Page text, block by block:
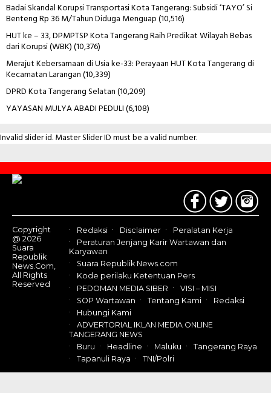
Badai Skandal Korupsi Transportasi Kota Tangerang: Subsidi ‘TAYO’ Si
Benteng Rp 36 M/Tahun Diduga Menguap(10,516)
HUT ke – 33, DPMPTSP Kota Tangerang Raih Predikat Wilayah Bebas
dari Korupsi (WBK)(10,376)
Merajut Kebersamaan di Usia ke-33: Perayaan HUT Kota Tangerang di
Kecamatan Larangan(10,339)
DPRD Kota Tangerang Selatan(10,209)
YAYASAN MULYA ABADI PEDULI(6,108)
Invalid slider id. Master Slider ID must be a valid number.
Contact
Us
Copyright
@ 2026
Suara
Republik
News.Com,
All Rights
Reserved
Redaksi Disclaimer
Peralatan Kerja
Peraturan Jenjang Karir Wartawan dan
Karyawan
Suara Republik News.com
Kode perilaku Ketentuan Pers
PEDOMAN MEDIA SIBER
VISI – MISI
SOP Wartawan
Tentang Kami
Redaksi
Hubungi Kami
ADVERTORIAL IKLAN MEDIA ONLINE
TANGERANG NEWS
Buru
Headline Maluku
Tangerang Raya
Tapanuli Raya
TNI/Polri